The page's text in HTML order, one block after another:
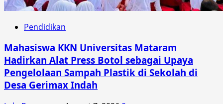
Pendidikan
Mahasiswa KKN Universitas Mataram
Hadirkan Alat Press Botol sebagai Upaya
Pengelolaan Sampah Plastik di Sekolah di
Desa Gerimax Indah